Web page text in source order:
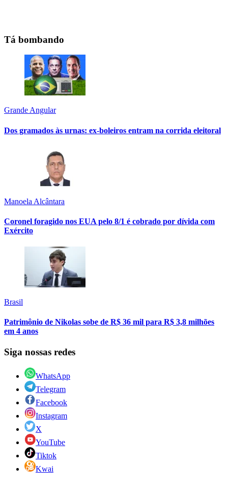
Tá bombando
Grande Angular
Dos gramados às urnas: ex-boleiros entram na corrida eleitoral
Manoela Alcântara
Coronel foragido nos EUA pelo 8/1 é cobrado por dívida com
Exército
Brasil
Patrimônio de Nikolas sobe de R$ 36 mil para R$ 3,8 milhões
em 4 anos
Siga nossas redes
WhatsApp
Telegram
Facebook
Instagram
X
YouTube
Tiktok
Kwai